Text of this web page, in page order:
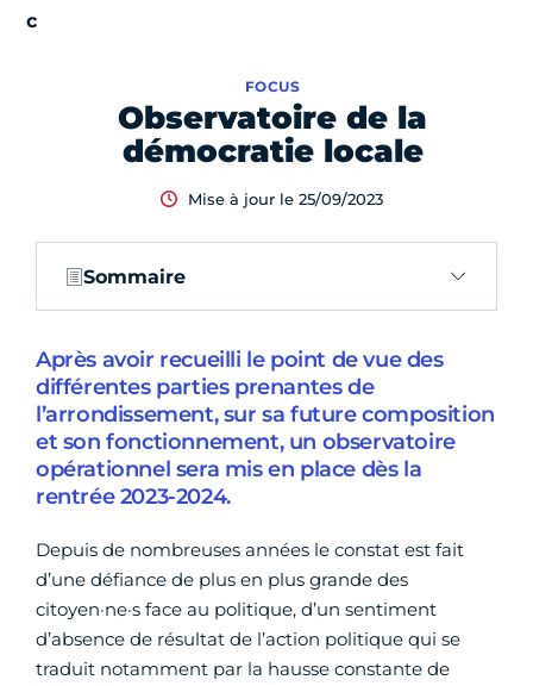
Observatoire de la
démocratie locale
FOCUS
Mise à jour le 25/09/2023
Sommaire
Après avoir recueilli le point de vue des
différentes parties prenantes de
l’arrondissement, sur sa future composition
et son fonctionnement, un observatoire
opérationnel sera mis en place dès la
rentrée 2023-2024.
Depuis de nombreuses années le constat est fait
d’une défiance de plus en plus grande des
citoyen·ne·s face au politique, d’un sentiment
d’absence de résultat de l’action politique qui se
traduit notamment par la hausse constante de